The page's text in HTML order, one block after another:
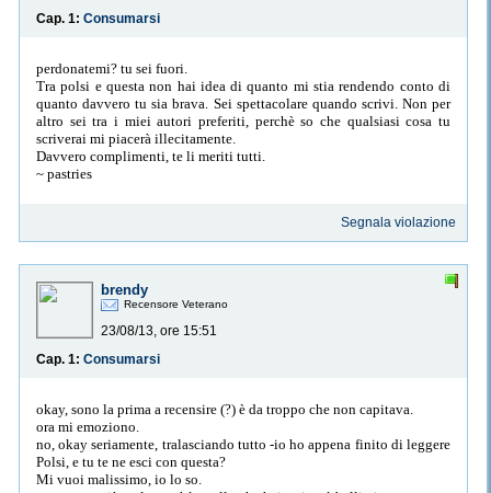
Cap. 1: Consumarsi
perdonatemi? tu sei fuori.
Tra polsi e questa non hai idea di quanto mi stia rendendo conto di
quanto davvero tu sia brava. Sei spettacolare quando scrivi. Non per
altro sei tra i miei autori preferiti, perchè so che qualsiasi cosa tu
scriverai mi piacerà illecitamente.
Davvero complimenti, te li meriti tutti.
~ pastries
Segnala violazione
brendy
Recensore Veterano
23/08/13, ore 15:51
Cap. 1: Consumarsi
okay, sono la prima a recensire (?) è da troppo che non capitava.
ora mi emoziono.
no, okay seriamente, tralasciando tutto -io ho appena finito di leggere
Polsi, e tu te ne esci con questa?
Mi vuoi malissimo, io lo so.